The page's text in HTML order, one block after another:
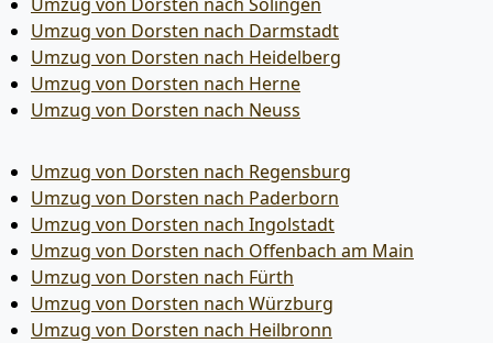
Umzug von Dorsten nach Darmstadt
Umzug von Dorsten nach Heidelberg
Umzug von Dorsten nach Herne
Umzug von Dorsten nach Neuss
Umzug von Dorsten nach Regensburg
Umzug von Dorsten nach Paderborn
Umzug von Dorsten nach Ingolstadt
Umzug von Dorsten nach Offenbach am Main
Umzug von Dorsten nach Fürth
Umzug von Dorsten nach Würzburg
Umzug von Dorsten nach Heilbronn